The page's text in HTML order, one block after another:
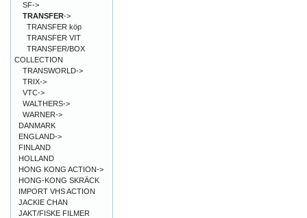
SF->
TRANSFER->
TRANSFER köp
TRANSFER VIT
TRANSFER/BOX
COLLECTION
TRANSWORLD->
TRIX->
VTC->
WALTHERS->
WARNER->
DANMARK
ENGLAND->
FINLAND
HOLLAND
HONG KONG ACTION->
HONG-KONG SKRÄCK
IMPORT VHS ACTION
JACKIE CHAN
JAKT/FISKE FILMER